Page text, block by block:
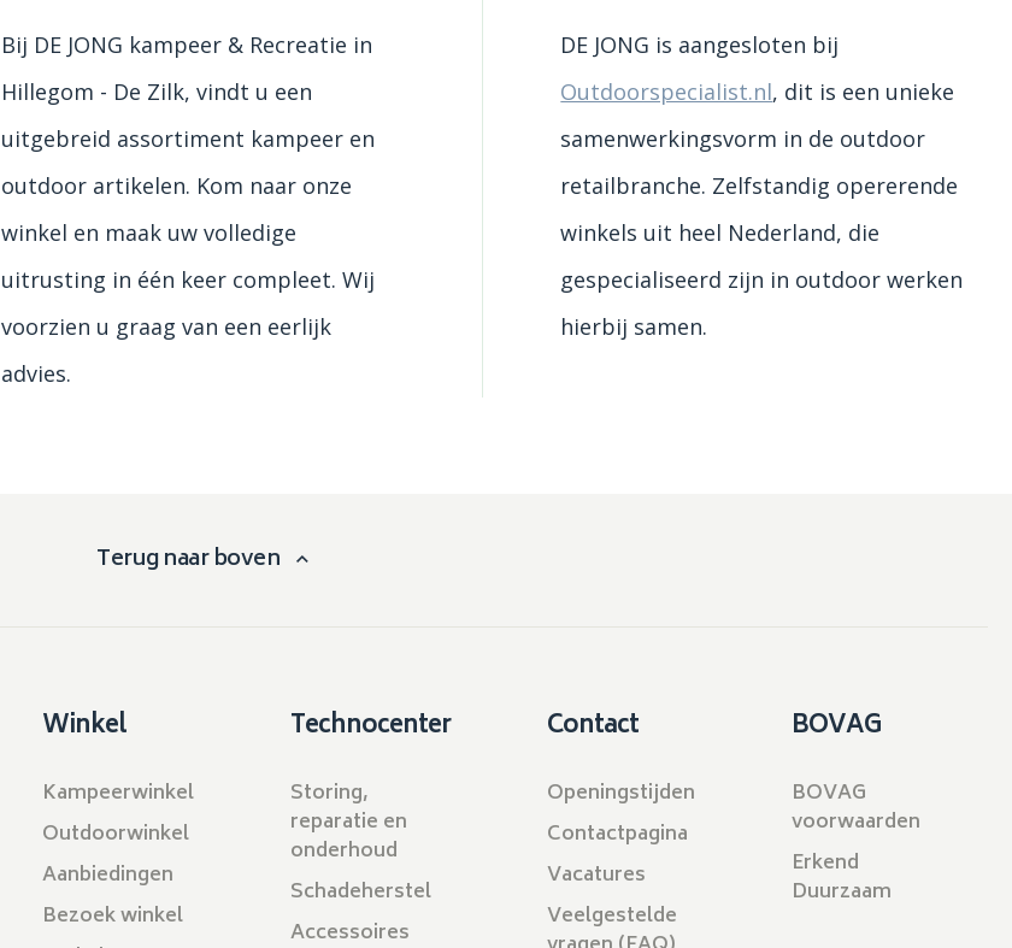
Bij DE JONG kampeer & Recreatie in
Hillegom - De Zilk, vindt u een
uitgebreid assortiment kampeer en
outdoor artikelen. Kom naar onze
winkel en maak uw volledige
uitrusting in één keer compleet. Wij
voorzien u graag van een eerlijk
advies.
DE JONG is aangesloten bij
Outdoorspecialist.nl, dit is een unieke
samenwerkingsvorm in de outdoor
retailbranche. Zelfstandig opererende
winkels uit heel Nederland, die
gespecialiseerd zijn in outdoor werken
hierbij samen.
Terug naar boven
Winkel
Kampeerwinkel
Outdoorwinkel
Aanbiedingen
Bezoek winkel
Technocenter
Storing,
reparatie en
onderhoud
Schadeherstel
Accessoires
Contact
Openingstijden
Contactpagina
Vacatures
Veelgestelde
BOVAG
BOVAG
voorwaarden
Erkend
Duurzaam